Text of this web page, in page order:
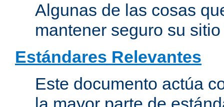
Algunas de las cosas
mantener seguro su
Estándares Relevantes
Este documento actúa